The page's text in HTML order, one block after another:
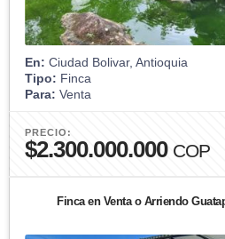
En: Ciudad Bolivar, Antioquia
Tipo: Finca
Para: Venta
PRECIO:
$2.300.000.000 COP
Finca en Venta o Arriendo